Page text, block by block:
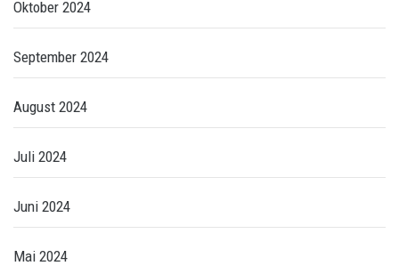
Oktober 2024
September 2024
August 2024
Juli 2024
Juni 2024
Mai 2024